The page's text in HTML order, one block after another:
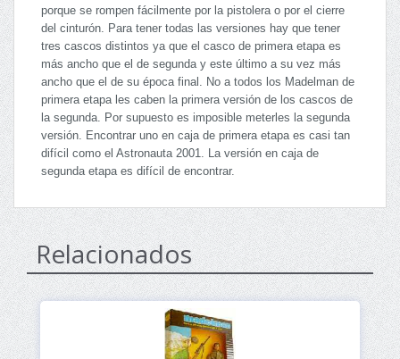
porque se rompen fácilmente por la pistolera o por el cierre
del cinturón. Para tener todas las versiones hay que tener
tres cascos distintos ya que el casco de primera etapa es
más ancho que el de segunda y este último a su vez más
ancho que el de su época final. No a todos los Madelman de
primera etapa les caben la primera versión de los cascos de
la segunda. Por supuesto es imposible meterles la segunda
versión. Encontrar uno en caja de primera etapa es casi tan
difícil como el Astronauta 2001. La versión en caja de
segunda etapa es difícil de encontrar.
Relacionados